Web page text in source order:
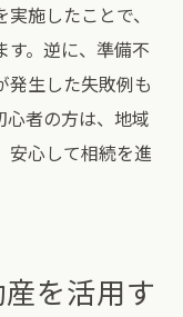
施したことで、
す。逆に、準備不
発生した失敗例も
心者の方は、地域
安心して相続を進
を活用す